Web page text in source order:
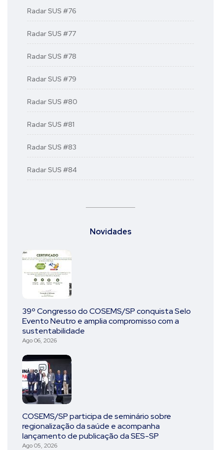
Radar SUS #76
Radar SUS #77
Radar SUS #78
Radar SUS #79
Radar SUS #80
Radar SUS #81
Radar SUS #83
Radar SUS #84
Novidades
39º Congresso do COSEMS/SP conquista Selo
Evento Neutro e amplia compromisso com a
sustentabilidade
Ago 06, 2026
COSEMS/SP participa de seminário sobre
regionalização da saúde e acompanha
lançamento de publicação da SES-SP
Ago 05, 2026